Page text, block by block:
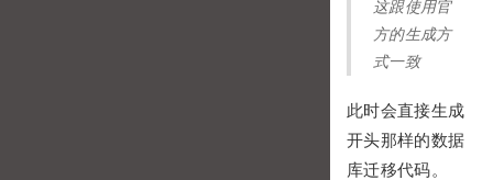
这跟使用官
方的生成方
式一致
此时会直接生成
开头那样的数据
库迁移代码。